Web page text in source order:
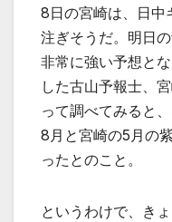
8日の宮崎は、日中
注ぎそうだ。明日
非常に強い予想と
した古山予報士、
って調べてみると
8月と宮崎の5月の
ったとのこと。
というわけで、き